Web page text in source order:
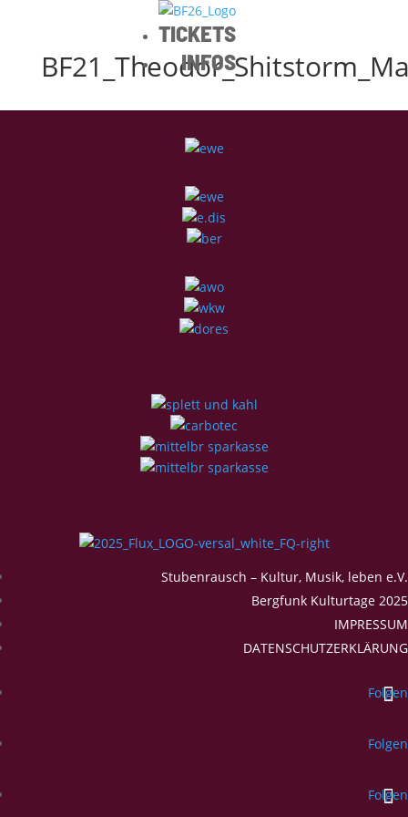
TICKETS
INFOS
Stubenrausch – Kultur, Musik, leben e.V.
Bergfunk Kulturtage 2025
IMPRESSUM
DATENSCHUTZERKLÄRUNG
Folgen
Folgen
Folgen